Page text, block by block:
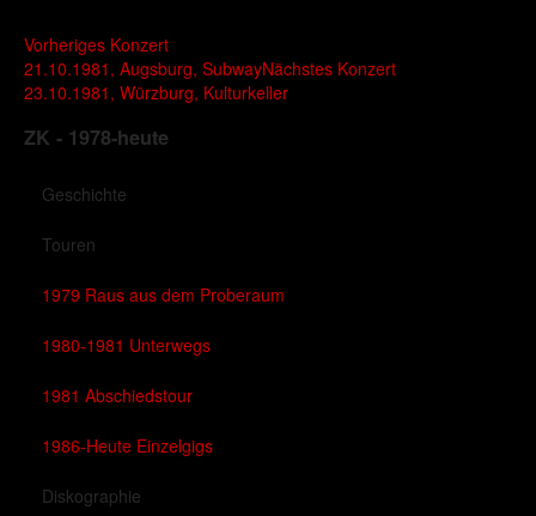
Vorheriges Konzert
21.10.1981, Augsburg, SubwayNächstes Konzert
23.10.1981, Würzburg, Kulturkeller
ZK - 1978-heute
Geschichte
Touren
1979 Raus aus dem Proberaum
1980-1981 Unterwegs
1981 Abschiedstour
1986-Heute Einzelgigs
Diskographie